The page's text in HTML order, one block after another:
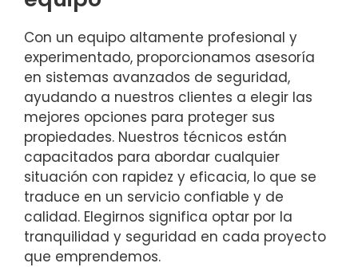
Con un equipo altamente profesional y
experimentado, proporcionamos asesoría
en sistemas avanzados de seguridad,
ayudando a nuestros clientes a elegir las
mejores opciones para proteger sus
propiedades. Nuestros técnicos están
capacitados para abordar cualquier
situación con rapidez y eficacia, lo que se
traduce en un servicio confiable y de
calidad. Elegirnos significa optar por la
tranquilidad y seguridad en cada proyecto
que emprendemos.